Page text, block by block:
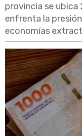
provincia se ubica
enfrenta la
economías